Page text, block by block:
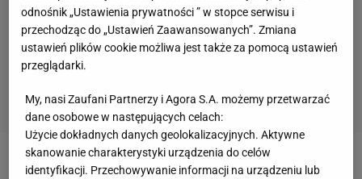
Zbigniew Boniek broni raportu Nawałki. Ale ma
odnośnik „Ustawienia prywatności ” w stopce serwisu i
przechodząc do „Ustawień Zaawansowanych”. Zmiana
ustawień plików cookie możliwa jest także za pomocą ustawień
przeglądarki.
My, nasi Zaufani Partnerzy i Agora S.A. możemy przetwarzać
dane osobowe w następujących celach:
Użycie dokładnych danych geolokalizacyjnych. Aktywne
skanowanie charakterystyki urządzenia do celów
identyfikacji. Przechowywanie informacji na urządzeniu lub